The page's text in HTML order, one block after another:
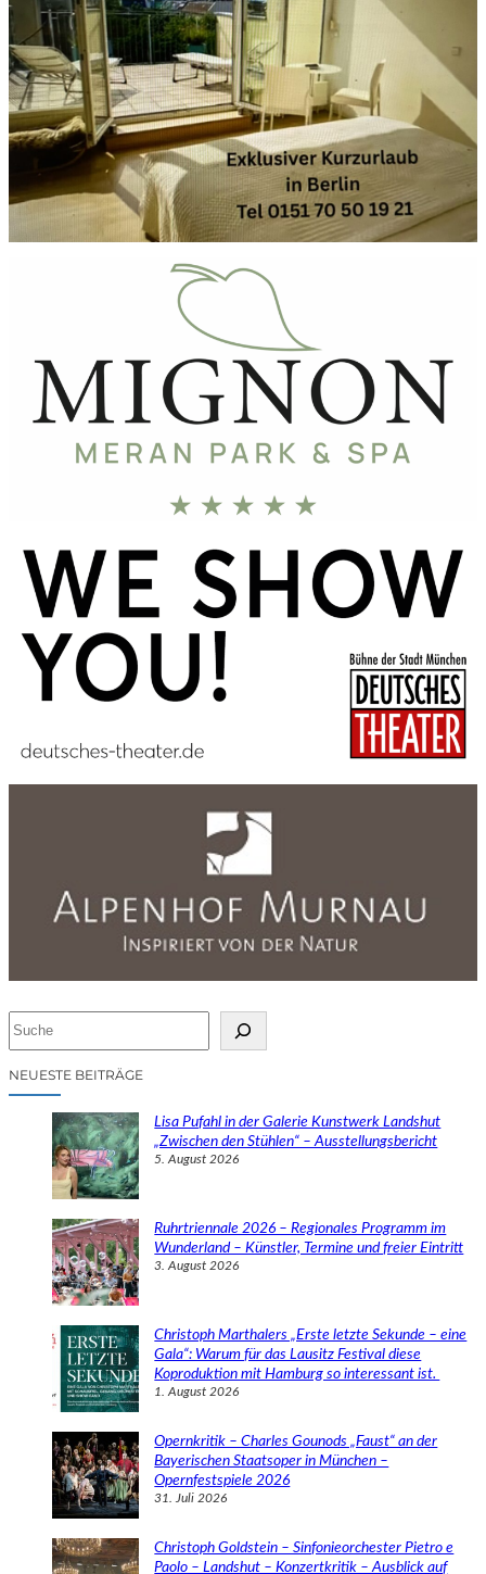
NEUESTE BEITRÄGE
Lisa Pufahl in der Galerie Kunstwerk Landshut
„Zwischen den Stühlen“ – Ausstellungsbericht
5. August 2026
Ruhrtriennale 2026 – Regionales Programm im
Wunderland – Künstler, Termine und freier Eintritt
3. August 2026
Christoph Marthalers „Erste letzte Sekunde – eine
Gala“: Warum für das Lausitz Festival diese
Koproduktion mit Hamburg so interessant ist.
1. August 2026
Opernkritik – Charles Gounods „Faust“ an der
Bayerischen Staatsoper in München –
Opernfestspiele 2026
31. Juli 2026
Christoph Goldstein – Sinfonieorchester Pietro e
Paolo – Landshut – Konzertkritik – Ausblick auf